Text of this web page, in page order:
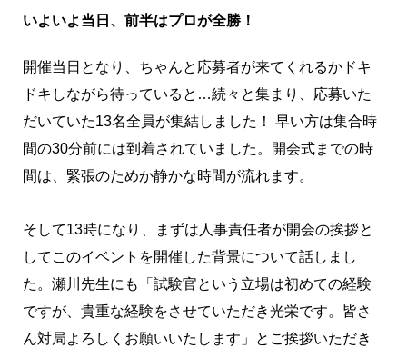
いよいよ当日、前半はプロが全勝！
開催当日となり、ちゃんと応募者が来てくれるかドキ
ドキしながら待っていると…続々と集まり、応募いた
だいていた13名全員が集結しました！ 早い方は集合時
間の30分前には到着されていました。開会式までの時
間は、緊張のためか静かな時間が流れます。
そして13時になり、まずは人事責任者が開会の挨拶と
してこのイベントを開催した背景について話しまし
た。瀬川先生にも「試験官という立場は初めての経験
ですが、貴重な経験をさせていただき光栄です。皆さ
ん対局よろしくお願いいたします」とご挨拶いただき